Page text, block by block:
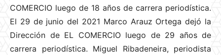
COMERCIO luego de 18 años de carrera periodística.
El 29 de junio del 2021 Marco Arauz Ortega dejó la
Dirección de EL COMERCIO luego de 29 años de
carrera periodística. Miguel Ribadeneira, periodista